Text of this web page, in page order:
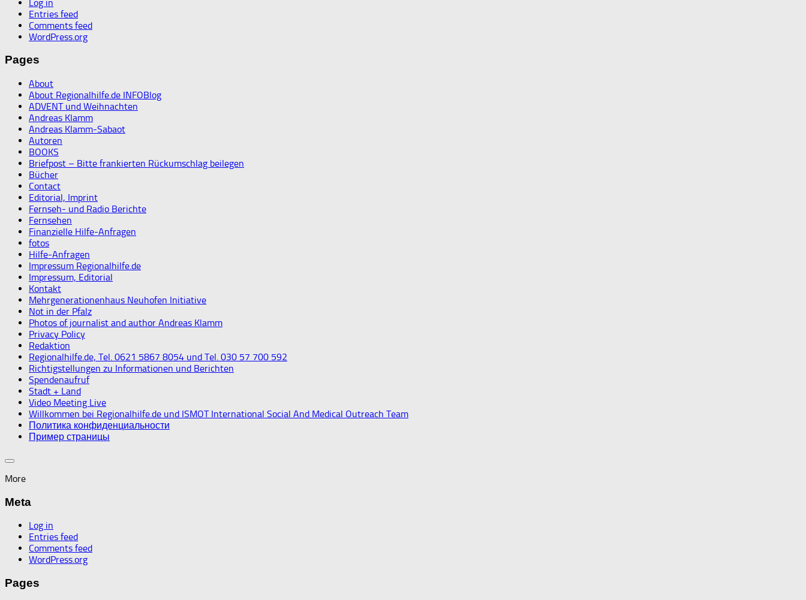
Log in
Entries feed
Comments feed
WordPress.org
Pages
About
About Regionalhilfe.de INFOBlog
ADVENT und Weihnachten
Andreas Klamm
Andreas Klamm-Sabaot
Autoren
BOOKS
Briefpost – Bitte frankierten Rückumschlag beilegen
Bücher
Contact
Editorial, Imprint
Fernseh- und Radio Berichte
Fernsehen
Finanzielle Hilfe-Anfragen
fotos
Hilfe-Anfragen
Impressum Regionalhilfe.de
Impressum, Editorial
Kontakt
Mehrgenerationenhaus Neuhofen Initiative
Not in der Pfalz
Photos of journalist and author Andreas Klamm
Privacy Policy
Redaktion
Regionalhilfe.de, Tel. 0621 5867 8054 und Tel. 030 57 700 592
Richtigstellungen zu Informationen und Berichten
Spendenaufruf
Stadt + Land
Video Meeting Live
Willkommen bei Regionalhilfe.de und ISMOT International Social And Medical Outreach Team
Политика конфиденциальности
Пример страницы
More
Meta
Log in
Entries feed
Comments feed
WordPress.org
Pages